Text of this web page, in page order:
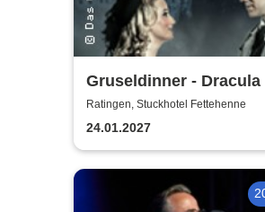
Gruseldinner - Dracula
Ratingen, Stuckhotel Fettehenne
24.01.2027